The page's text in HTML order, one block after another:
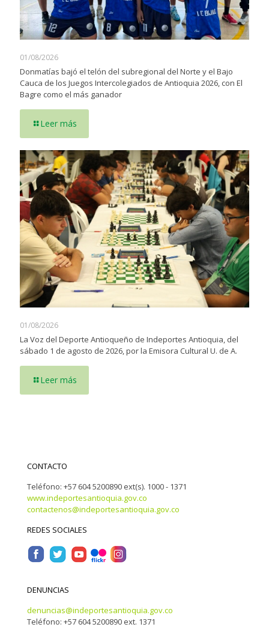
01/08/2026
Donmatías bajó el telón del subregional del Norte y el Bajo
Cauca de los Juegos Intercolegiados de Antioquia 2026, con El
Bagre como el más ganador
Leer más
01/08/2026
La Voz del Deporte Antioqueño de Indeportes Antioquia, del
sábado 1 de agosto de 2026, por la Emisora Cultural U. de A.
Leer más
CONTACTO
Teléfono: +57 604 5200890 ext(s). 1000 - 1371
www.indeportesantioquia.gov.co
contactenos@indeportesantioquia.gov.co
REDES SOCIALES
DENUNCIAS
denuncias@indeportesantioquia.gov.co
Teléfono: +57 604 5200890 ext. 1371